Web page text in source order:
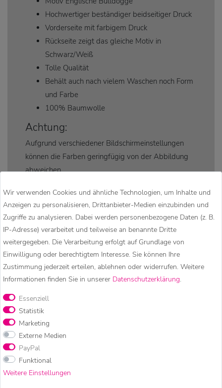
Hochwertiger beständiger beidseitiger Druck
Vorderseite mit farbigem Druck
Rückseite zeigt das gleiche Motiv in
Schwarz/Weiß
Tolle Qualität
Behält auch nach vielem Waschen noch Form
und Farbe
100% Baumwolle
Achtung:
Aufgrund verschiedener Bildschirmeinstellungen
können die Farben geringfügig von der Abbildung
abweichen.
KUNST UND MAGIE – HIPPIE
MODE, GOA KLEIDUNG &
BESONDERE ACCESSOIRES
Kunst und Magie ist eine deutsche Marke für Hippie Mode, Goa
Kleidung und besondere Accessoires. In unserem Onlineshop
findet ihr bequeme Haremshosen, Pluderhosen und
Aladinhosen, warme Strickjacken, Wolljacken und Strickröcke
Wir verwenden Cookies und ähnliche Technologien, um Inhalte und
Anzeigen zu personalisieren, Drittanbieter-Medien einzubinden und
Zugriffe zu analysieren. Dabei werden personenbezogene Daten (z. B.
IP-Adresse) verarbeitet und teilweise an benannte Dritte
weitergegeben. Die Verarbeitung erfolgt auf Grundlage von
Einwilligung oder berechtigtem Interesse. Sie können Ihre
Zustimmung jederzeit erteilen, ablehnen oder widerrufen. Weitere
Informationen finden Sie in unserer Daten­schutz­erklärung.
Essenziell
Statistik
Marketing
Externe Medien
PayPal
Funktional
Weitere Einstellungen